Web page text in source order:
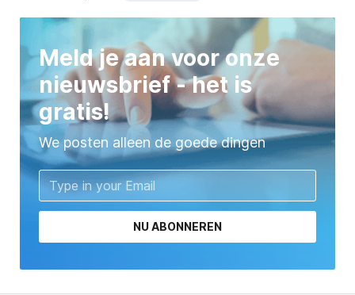
Meld je aan voor onze
nieuwsbrief - het is
gratis!
We posten alleen de goede dingen
NU ABONNEREN